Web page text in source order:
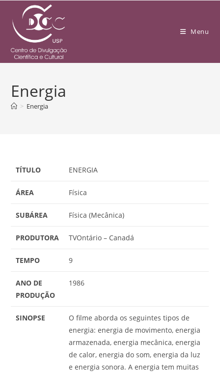
Menu
Energia
> Energia
TÍTULO ENERGIA
ÁREA Física
SUBÁREA Física (Mecânica)
PRODUTORA TVOntário – Canadá
TEMPO 9
ANO DE
PRODUÇÃO
1986
SINOPSE
O filme aborda os seguintes tipos de
energia: energia de movimento, energia
armazenada, energia mecânica, energia
de calor, energia do som, energia da luz
e energia sonora. A energia tem muitas